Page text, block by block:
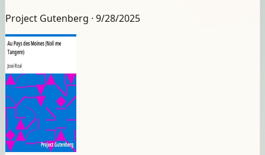
Project Gutenberg · 9/28/2025